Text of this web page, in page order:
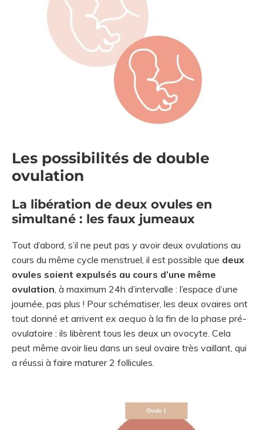
Les possibilités de double
ovulation
La libération de deux ovules en
simultané : les faux jumeaux
Tout d’abord, s’il ne peut pas y avoir deux ovulations au
cours du même cycle menstruel, il est possible que deux
ovules soient expulsés au cours d’une même
ovulation, à maximum 24h d’intervalle : l’espace d’une
journée, pas plus ! Pour schématiser, les deux ovaires ont
tout donné et arrivent ex aequo à la fin de la phase pré-
ovulatoire : ils libèrent tous les deux un ovocyte. Cela
peut même avoir lieu dans un seul ovaire très vaillant, qui
a réussi à faire maturer 2 follicules.